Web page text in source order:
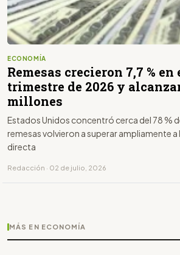
ECONOMÍA
Remesas crecieron 7,7 %
trimestre de 2026 y
millones
Estados Unidos concentró cerca del 78 %
remesas volvieron a superar ampliamente a
directa
Redacción · 02 de julio, 2026
MÁS EN ECONOMÍA